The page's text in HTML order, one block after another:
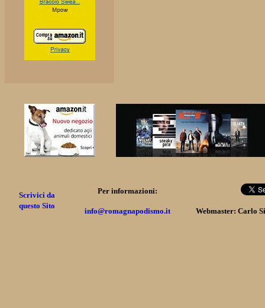
Scrivici da
questo Sito
Per informazioni:
info@romagnapodismo.it Webmaster: Carlo